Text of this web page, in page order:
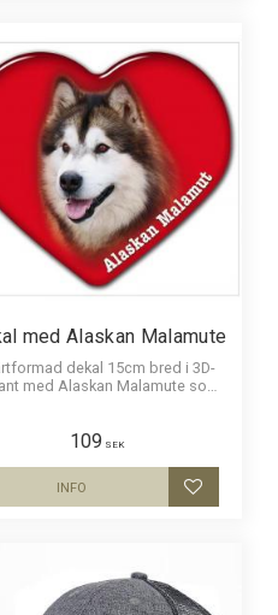
med Alaskan Malamute
dekal 15cm bred i 3D-
med Alaskan Malamute som
109 SEK
Lägg till i
INFO